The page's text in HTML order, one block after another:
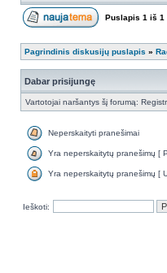
Puslapis 1 iš 1
Pagrindinis diskusijų puslapis »
Dabar prisijungę
Vartotojai naršantys šį forumą:
Neperskaityti pranešimai
Yra neperskaitytų pranešimų [
Yra neperskaitytų pranešimų [
Ieškoti: